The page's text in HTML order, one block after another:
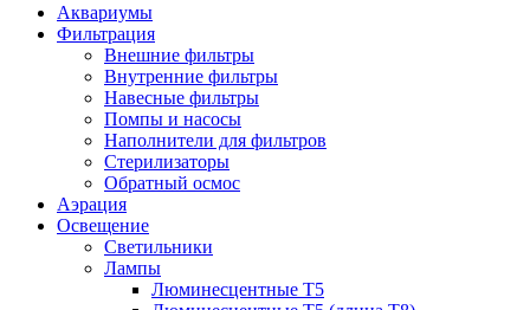
Аквариумы
Фильтрация
Внешние фильтры
Внутренние фильтры
Навесные фильтры
Помпы и насосы
Наполнители для фильтров
Стерилизаторы
Обратный осмос
Аэрация
Освещение
Светильники
Лампы
Люминесцентные T5